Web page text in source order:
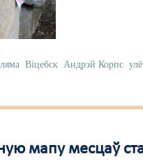
Віцебск Андрэй Корпс
мапу месцаў